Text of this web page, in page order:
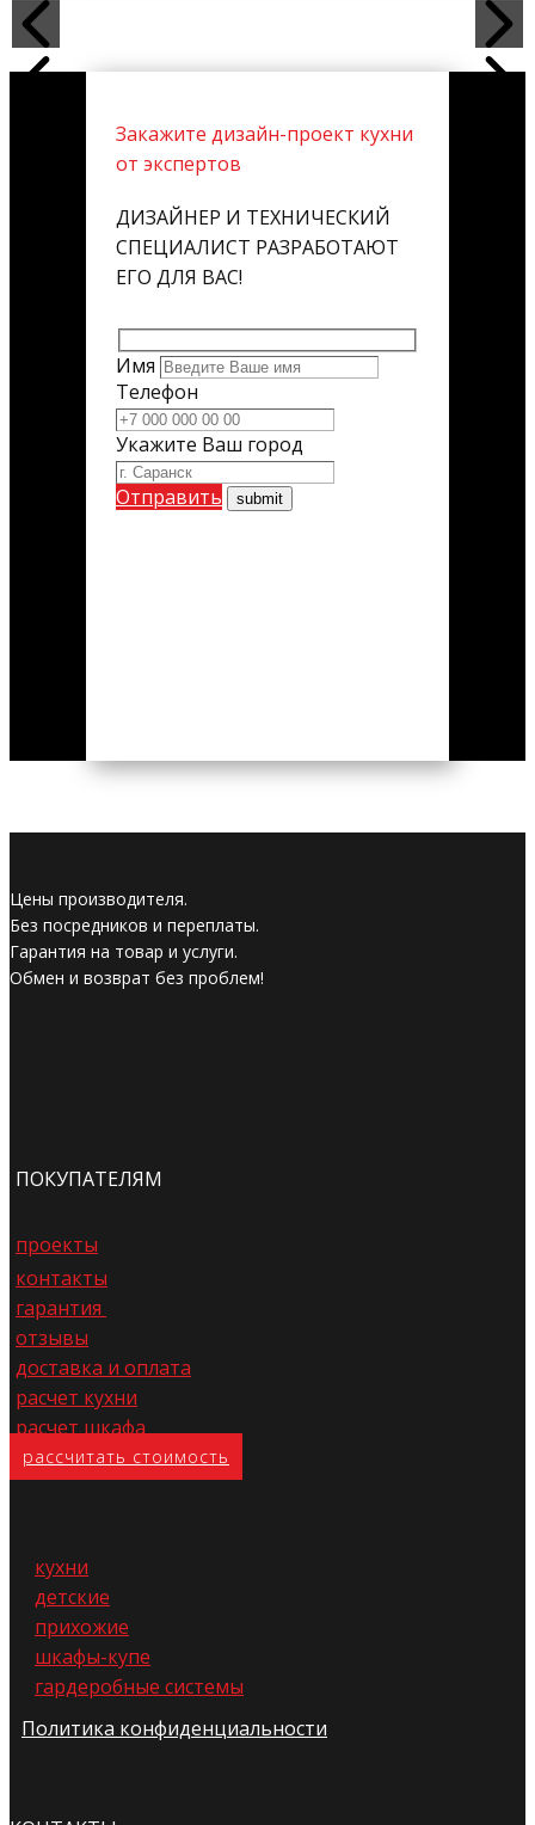
Закажите дизайн-проект кухни
от экспертов
ДИЗАЙНЕР И ТЕХНИЧЕСКИЙ
СПЕЦИАЛИСТ РАЗРАБОТАЮТ
ЕГО ДЛЯ ВАС!
Имя
Телефон
Укажите Ваш город
Отправить
Цены производителя.
Без посредников и переплаты.
Гарантия на товар и услуги.
Обмен и возврат без проблем!
ПОКУПАТЕЛЯМ
проекты
контакты
гарантия
отзывы
доставка и оплата
расчет кухни
расчет шкафа
расс​читать стоимость
кухни
детские
прихожие
шкафы-купе
гардеробные системы
Политика конфиденциальности